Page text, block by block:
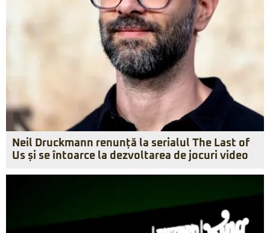
Neil Druckmann renunță la serialul The Last of
Us și se întoarce la dezvoltarea de jocuri video